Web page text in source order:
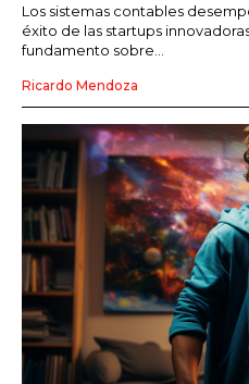
Los sistemas contables
éxito de las startups
fundamento sobre...
Ricardo Mendoza